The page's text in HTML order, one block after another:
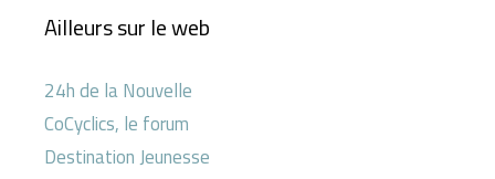
Ailleurs sur le web
24h de la Nouvelle
CoCyclics, le forum
Destination Jeunesse